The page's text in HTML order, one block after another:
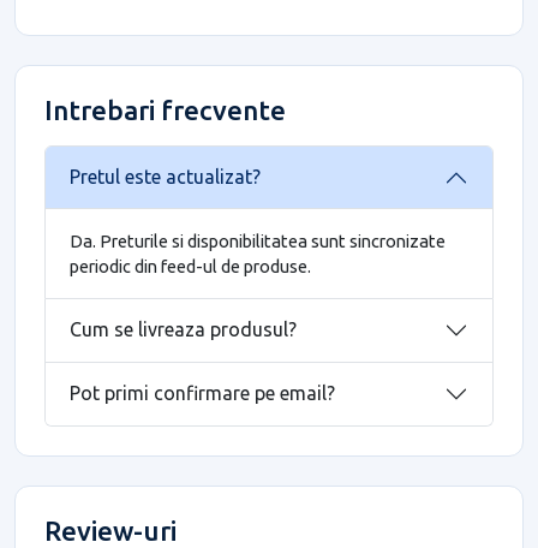
Intrebari frecvente
Pretul este actualizat?
Da. Preturile si disponibilitatea sunt sincronizate
periodic din feed-ul de produse.
Cum se livreaza produsul?
Pot primi confirmare pe email?
Review-uri